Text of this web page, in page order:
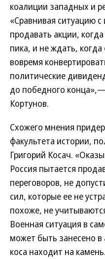
коалиции западных и
«Сравнивая ситуацию
продавать акции,
пика, и не ждать,
вовремя
политические
до победного
Кортунов.
Схожего мнения
факультета истории,
Григорий Косач.
Россия пытается
переговоров, не
сил, которые ее не
похоже, не
Военная ситуация в
может быть занесено
коса находит на